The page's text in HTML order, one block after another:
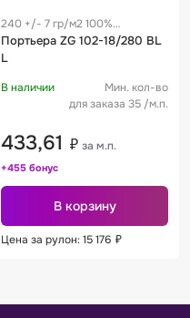
240 +/- 7 гр/м2 100%
полиэстер
Портьера ZG 102-18/280 BL
L
В наличии
Мин. кол-во
для заказа 35 /м.п.
433,61 ₽ за м.п.
+455 бонус
В корзину
Цена за рулон: 15 176 ₽